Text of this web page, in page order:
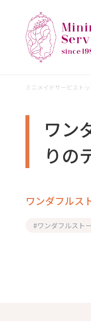
ミニメイドサービスト
ワン
りの
ワンダフルス
#ワンダフルスト